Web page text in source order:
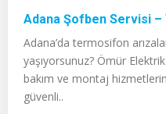
Adana Şofben Servisi
Adana’da termosifon
yaşıyorsunuz? Ömür
bakım ve montaj
güvenli..